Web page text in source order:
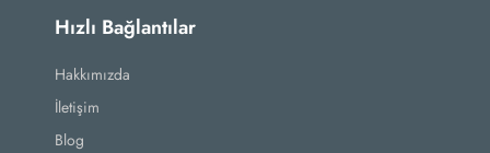
Hızlı Bağlantılar
Hakkımızda
İletişim
Blog